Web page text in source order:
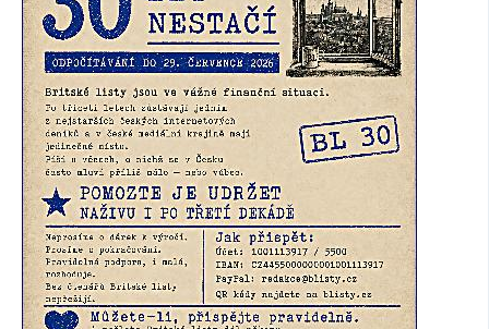
TÉMATA
NEJČTENĚJŠÍ ZA 7 DNÍ
AUTOŘI
PŘÍSPĚVKY NA PROVOZ
SOCIÁLNÍ SÍTĚ
RUBRIKY